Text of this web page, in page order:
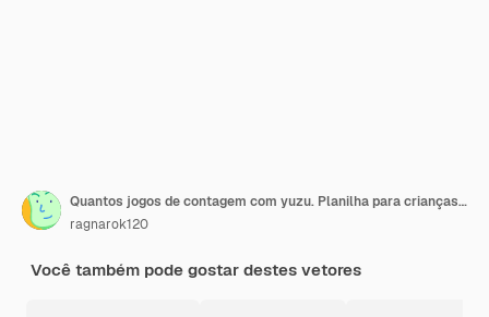
Quantos jogos de contagem com yuzu. Planilha para crianças em idade pré-escolar, planilha de atividades para crianças, planilha para impressão
ragnarok120
Você também pode gostar destes vetores